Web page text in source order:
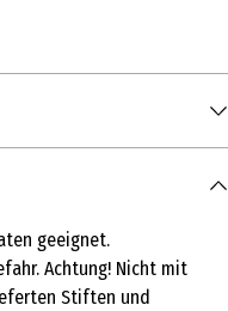
geeignet.
Achtung! Nicht mit
Stiften und